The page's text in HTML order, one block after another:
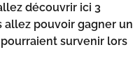
découvrir ici 3
allez pouvoir gagner un
survenir lors